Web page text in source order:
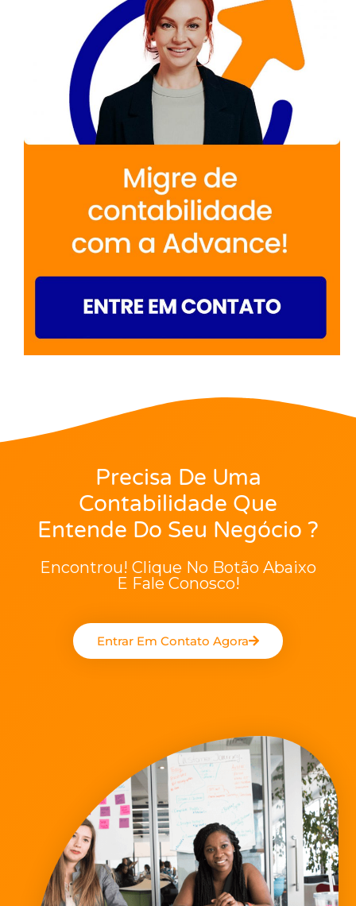
Precisa De Uma
Contabilidade Que
Entende Do Seu Negócio ?
Encontrou! Clique No Botão Abaixo
E Fale Conosco!
Entrar Em Contato Agora